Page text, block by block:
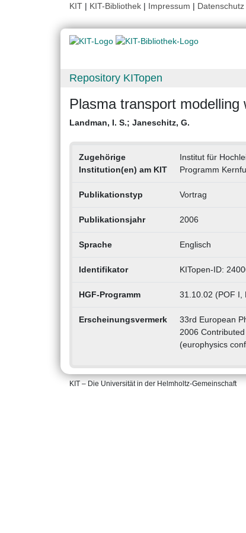
KIT | KIT-Bibliothek | Impressum | Datenschutz
Repository KITopen
Plasma transport
Landman, I. S.; Janeschitz, G.
Zugehörige
Institution(en) am KIT
Institut für
Programm
Publikationstyp Vortrag
Publikationsjahr 2006
Sprache Englisch
Identifikator KITopen-ID:
HGF-Programm 31.10.02 (POF I,
Erscheinungsvermerk
33rd European
2006
(europhysics
KIT – Die Universität in der Helmholtz-Gemeinschaft